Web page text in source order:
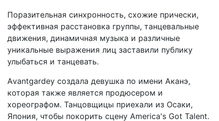
Поразительная синхронность, схожие прически,
эффективная расстановка группы, танцевальные
движения, динамичная музыка и различные
уникальные выражения лиц заставили публику
улыбаться и танцевать.
Аvantgardey создала девушка по имени Аканэ,
которая также является продюсером и
хореографом. Танцовщицы приехали из Осаки,
Япония, чтобы покорить сцену America's Got Talent.